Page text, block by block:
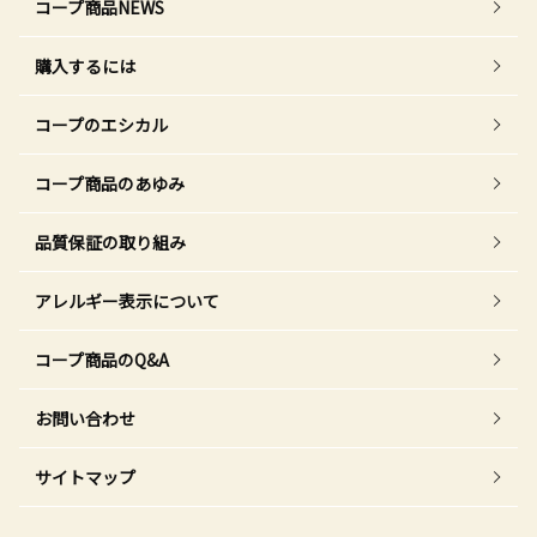
コープ商品NEWS
購入するには
コープのエシカル
コープ商品のあゆみ
品質保証の取り組み
アレルギー表示について
コープ商品のQ&A
お問い合わせ
サイトマップ